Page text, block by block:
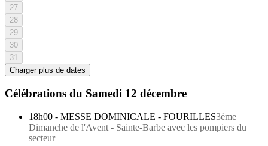
27
28
29
30
31
Charger plus de dates
Célébrations du Samedi 12 décembre
18h00 - MESSE DOMINICALE - FOURILLES3ème
Dimanche de l'Avent - Sainte-Barbe avec les pompiers du
secteur